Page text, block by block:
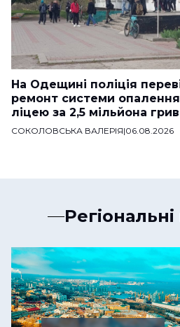
На Одещині поліція
ремонт системи опалення
ліцею за 2,5 мільйона
СОКОЛОВСЬКА ВАЛЕРІЯ|06.08.2026